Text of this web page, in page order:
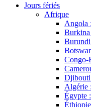
Jours fériés
Afrique
Angola
Burkina
Burundi
Congo-
Djibouti
Algérie
Égypte